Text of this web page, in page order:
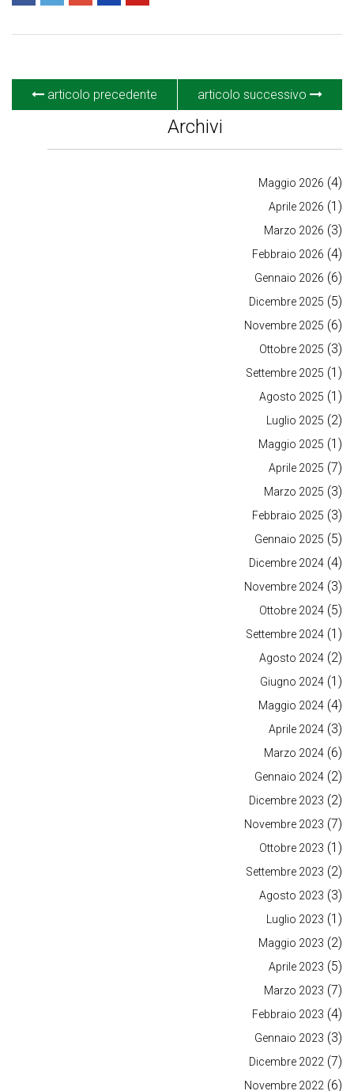
articolo precedente articolo successivo
Archivi
Maggio 2026 (4)
Aprile 2026 (1)
Marzo 2026 (3)
Febbraio 2026 (4)
Gennaio 2026 (6)
Dicembre 2025 (5)
Novembre 2025 (6)
Ottobre 2025 (3)
Settembre 2025 (1)
Agosto 2025 (1)
Luglio 2025 (2)
Maggio 2025 (1)
Aprile 2025 (7)
Marzo 2025 (3)
Febbraio 2025 (3)
Gennaio 2025 (5)
Dicembre 2024 (4)
Novembre 2024 (3)
Ottobre 2024 (5)
Settembre 2024 (1)
Agosto 2024 (2)
Giugno 2024 (1)
Maggio 2024 (4)
Aprile 2024 (3)
Marzo 2024 (6)
Gennaio 2024 (2)
Dicembre 2023 (2)
Novembre 2023 (7)
Ottobre 2023 (1)
Settembre 2023 (2)
Agosto 2023 (3)
Luglio 2023 (1)
Maggio 2023 (2)
Aprile 2023 (5)
Marzo 2023 (7)
Febbraio 2023 (4)
Gennaio 2023 (3)
Dicembre 2022 (7)
Novembre 2022 (6)